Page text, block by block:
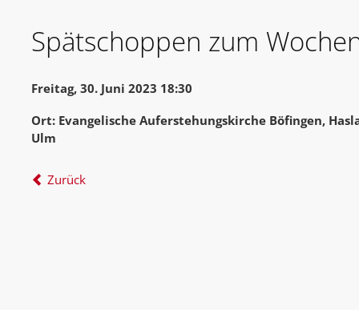
Spätschoppen zum
Freitag, 30. Juni 2023 18:30
Ort: Evangelische Auferstehungskirche Böfingen,
Ulm
Zurück